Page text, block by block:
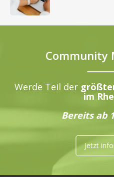
Community
Werde Teil der
im
Bereits ab
Jetzt